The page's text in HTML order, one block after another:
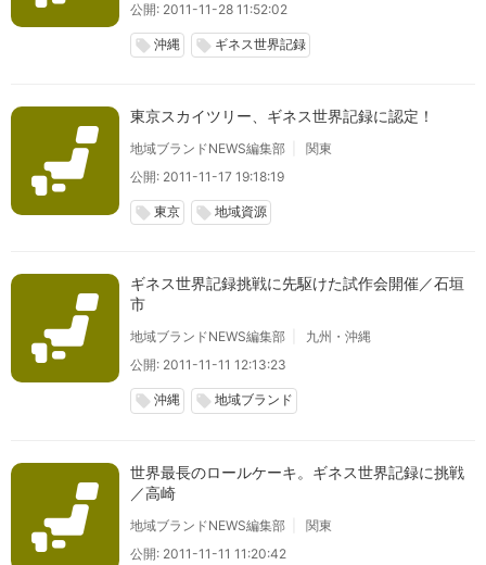
公開: 2011-11-28 11:52:02
local_offer 沖縄 local_offer ギネス世界記録
東京スカイツリー、ギネス世界記録に認定！
地域ブランドNEWS編集部
関東
公開: 2011-11-17 19:18:19
local_offer 東京 local_offer 地域資源
ギネス世界記録挑戦に先駆けた試作会開催／石垣
市
地域ブランドNEWS編集部
九州・沖縄
公開: 2011-11-11 12:13:23
local_offer 沖縄 local_offer 地域ブランド
世界最長のロールケーキ。ギネス世界記録に挑戦
／高崎
地域ブランドNEWS編集部
関東
公開: 2011-11-11 11:20:42